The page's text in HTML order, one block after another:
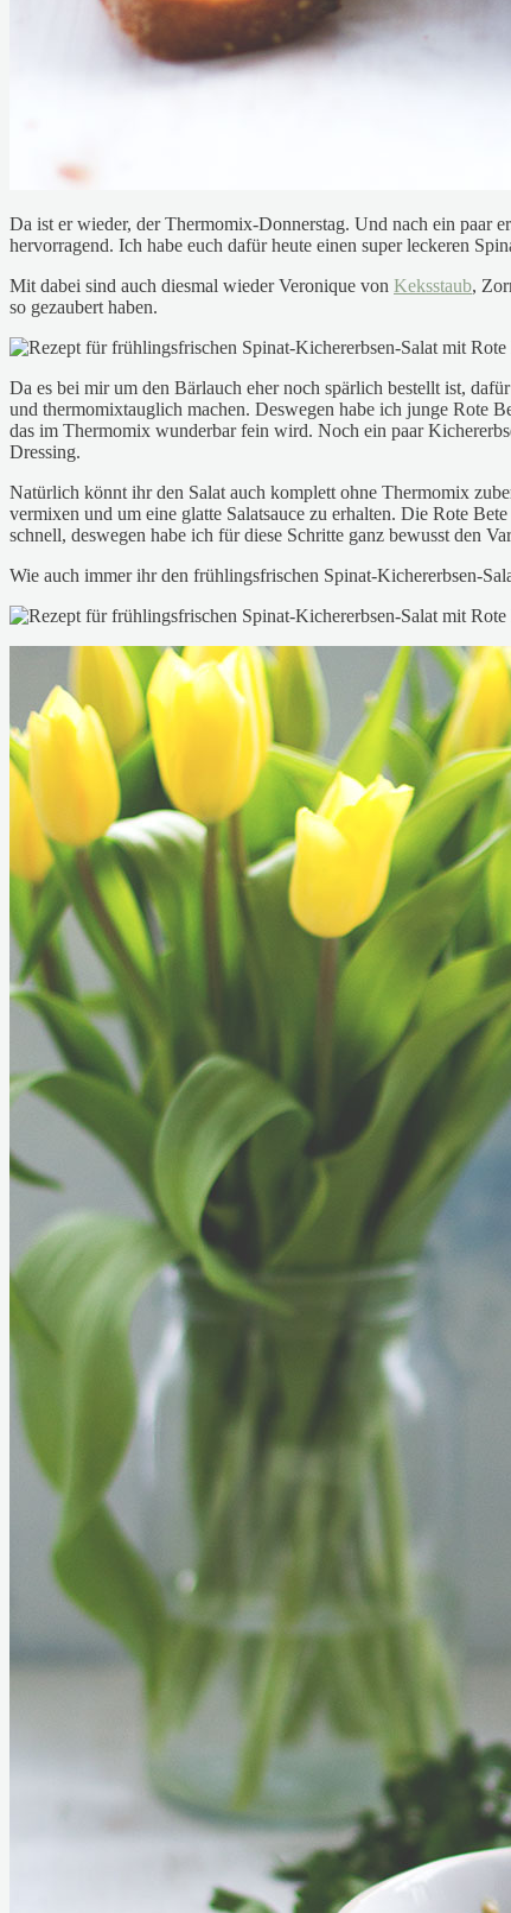
Da ist er wieder, der Thermomix-Donnerstag. Und nach ein paar
hervorragend. Ich habe euch dafür heute einen super leckeren
Mit dabei sind auch diesmal wieder Veronique von Keksstaub,
so gezaubert haben.
Da es bei mir um den Bärlauch eher noch spärlich bestellt ist,
und thermomixtauglich machen. Deswegen habe ich junge Rote
das im Thermomix wunderbar fein wird. Noch ein paar
Dressing.
Natürlich könnt ihr den Salat auch komplett ohne Thermomix
vermixen und um eine glatte Salatsauce zu erhalten. Die Rote
schnell, deswegen habe ich für diese Schritte ganz bewusst den
Wie auch immer ihr den frühlingsfrischen Spinat-Kichererbsen-